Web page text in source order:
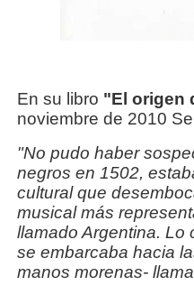
En su libro "El origen
noviembre de 2010
"No pudo haber
negros en 1502,
cultural que
musical más
llamado Argentina. Lo
se embarcaba hacia
manos morenas-